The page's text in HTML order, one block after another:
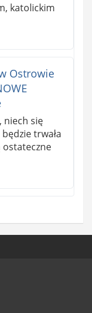
katolickim
Ostrowie
niech się
trwała
ostateczne